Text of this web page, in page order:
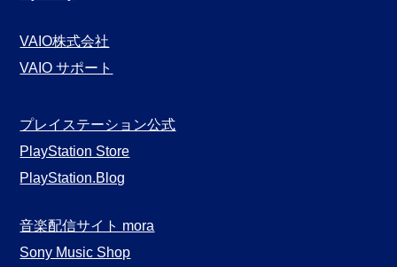
VAIO株式会社
VAIO サポート
プレイステーション公式
PlayStation Store
PlayStation.Blog
音楽配信サイト mora
Sony Music Shop